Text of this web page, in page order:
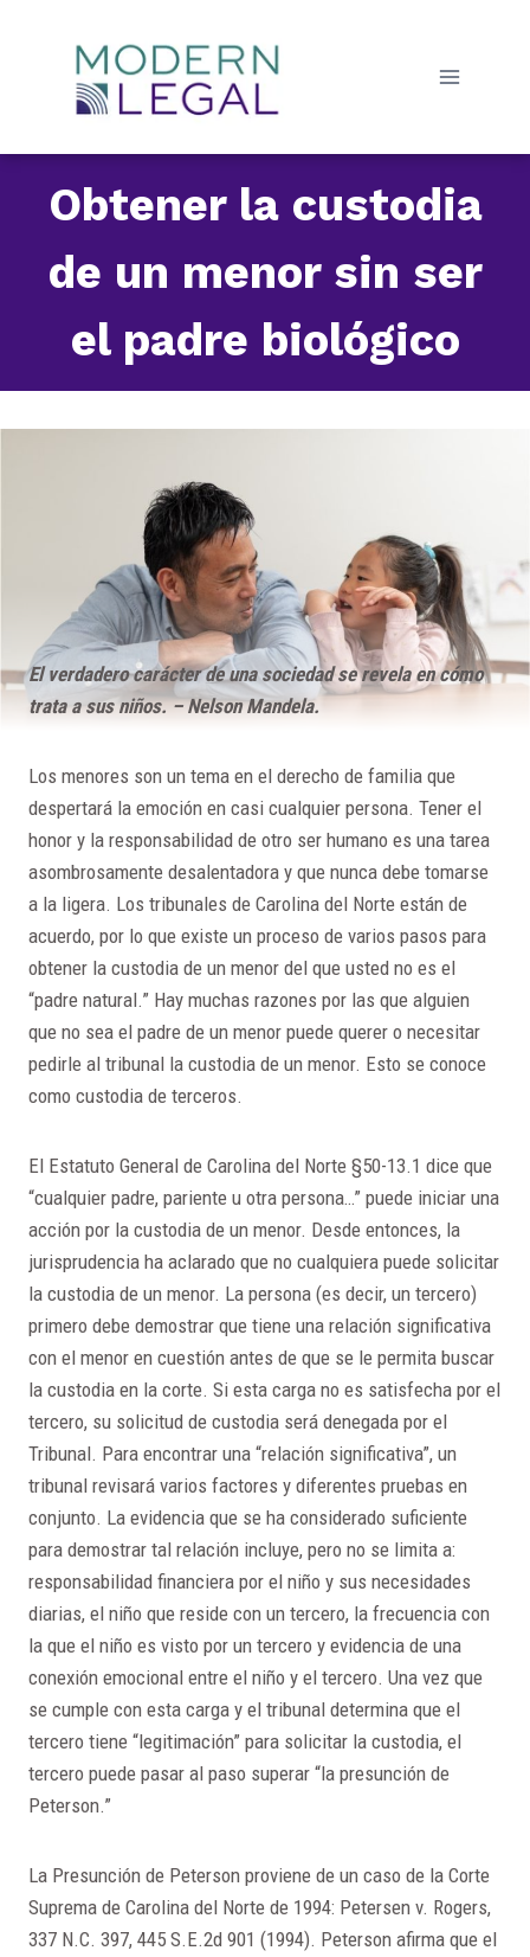
Obtener la custodia
de un menor sin ser
el padre biológico
El verdadero carácter de una sociedad se revela en cómo
trata a sus niños. – Nelson Mandela.
Los menores son un tema en el derecho de familia que
despertará la emoción en casi cualquier persona. Tener el
honor y la responsabilidad de otro ser humano es una tarea
asombrosamente desalentadora y que nunca debe tomarse
a la ligera. Los tribunales de Carolina del Norte están de
acuerdo, por lo que existe un proceso de varios pasos para
obtener la custodia de un menor del que usted no es el
“padre natural.” Hay muchas razones por las que alguien
que no sea el padre de un menor puede querer o necesitar
pedirle al tribunal la custodia de un menor. Esto se conoce
como custodia de terceros.
El Estatuto General de Carolina del Norte §50-13.1 dice que
“cualquier padre, pariente u otra persona…” puede iniciar una
acción por la custodia de un menor. Desde entonces, la
jurisprudencia ha aclarado que no cualquiera puede solicitar
la custodia de un menor. La persona (es decir, un tercero)
primero debe demostrar que tiene una relación significativa
con el menor en cuestión antes de que se le permita buscar
la custodia en la corte. Si esta carga no es satisfecha por el
tercero, su solicitud de custodia será denegada por el
Tribunal. Para encontrar una “relación significativa”, un
tribunal revisará varios factores y diferentes pruebas en
conjunto. La evidencia que se ha considerado suficiente
para demostrar tal relación incluye, pero no se limita a:
responsabilidad financiera por el niño y sus necesidades
diarias, el niño que reside con un tercero, la frecuencia con
la que el niño es visto por un tercero y evidencia de una
conexión emocional entre el niño y el tercero. Una vez que
se cumple con esta carga y el tribunal determina que el
tercero tiene “legitimación” para solicitar la custodia, el
tercero puede pasar al paso superar “la presunción de
Peterson.”
La Presunción de Peterson proviene de un caso de la Corte
Suprema de Carolina del Norte de 1994: Petersen v. Rogers,
337 N.C. 397, 445 S.E.2d 901 (1994). Peterson afirma que el